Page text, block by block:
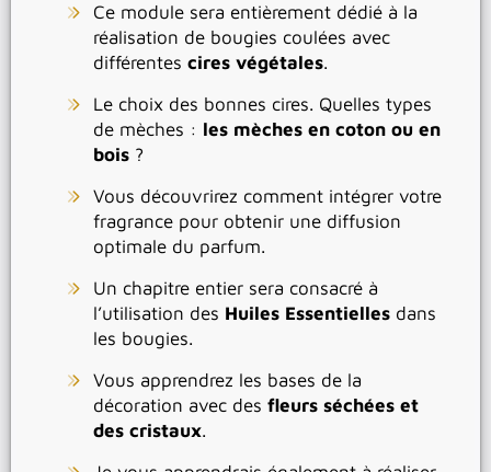
Ce module sera entièrement dédié à la
réalisation de bougies coulées avec
différentes cires végétales.
Le choix des bonnes cires. Quelles types
de mèches : les mèches en coton ou en
bois ?
Vous découvrirez comment intégrer votre
fragrance pour obtenir une diffusion
optimale du parfum.
Un chapitre entier sera consacré à
l’utilisation des Huiles Essentielles dans
les bougies.
Vous apprendrez les bases de la
décoration avec des fleurs séchées et
des cristaux.